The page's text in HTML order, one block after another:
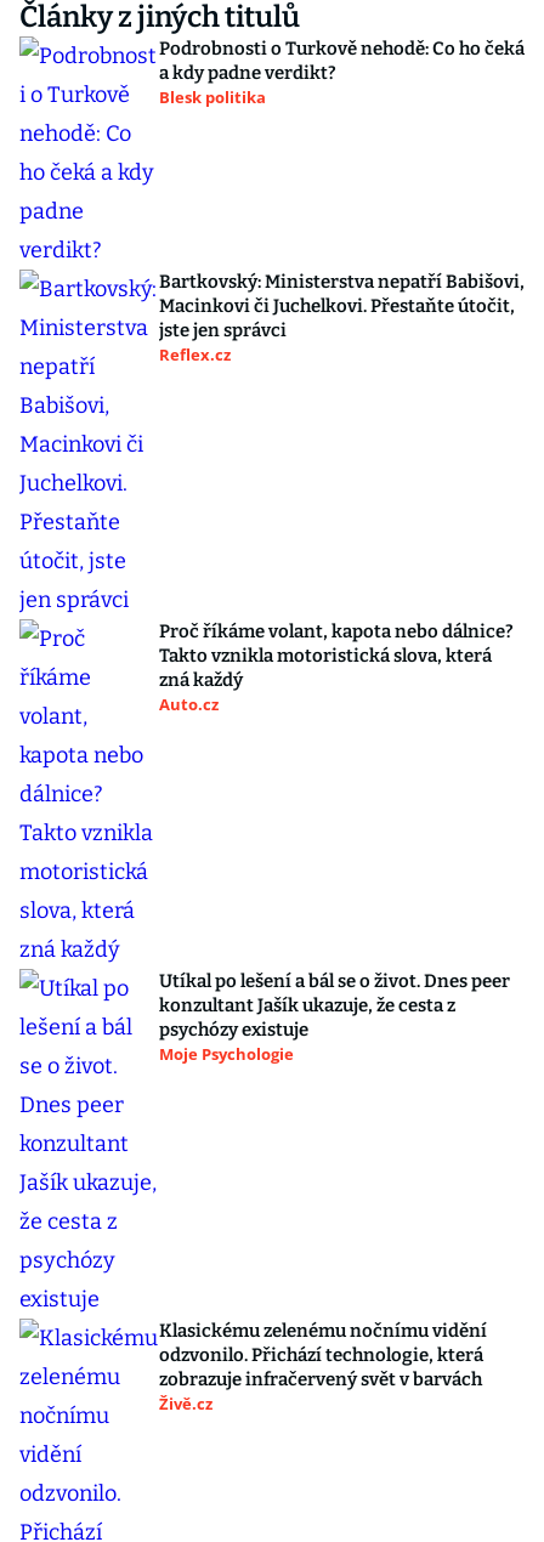
Články z jiných titulů
Podrobnosti o Turkově nehodě: Co ho čeká
a kdy padne verdikt?
Blesk politika
Bartkovský: Ministerstva nepatří Babišovi,
Macinkovi či Juchelkovi. Přestaňte útočit,
jste jen správci
Reflex.cz
Proč říkáme volant, kapota nebo dálnice?
Takto vznikla motoristická slova, která
zná každý
Auto.cz
Utíkal po lešení a bál se o život. Dnes peer
konzultant Jašík ukazuje, že cesta z
psychózy existuje
Moje Psychologie
Klasickému zelenému nočnímu vidění
odzvonilo. Přichází technologie, která
zobrazuje infračervený svět v barvách
Živě.cz